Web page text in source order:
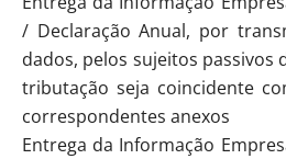
/ Declaração Anual, por
dados, pelos sujeitos passivos
tributação seja coincidente
correspondentes anexos
Entrega da Informação